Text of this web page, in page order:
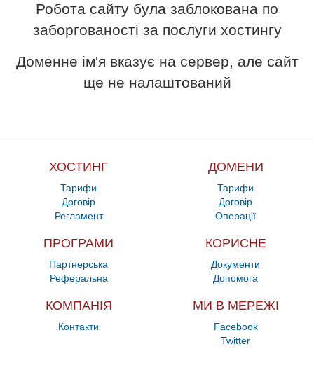
Робота сайту була заблокована по
заборгованості за послуги хостингу
Доменне ім'я вказує на сервер, але сайт
ще не налаштований
ХОСТИНГ
Тарифи
Договір
Регламент
ДОМЕНИ
Тарифи
Договір
Операції
ПРОГРАМИ
Партнерська
Реферальна
КОРИСНЕ
Документи
Допомога
КОМПАНІЯ
Контакти
МИ В МЕРЕЖІ
Facebook
Twitter